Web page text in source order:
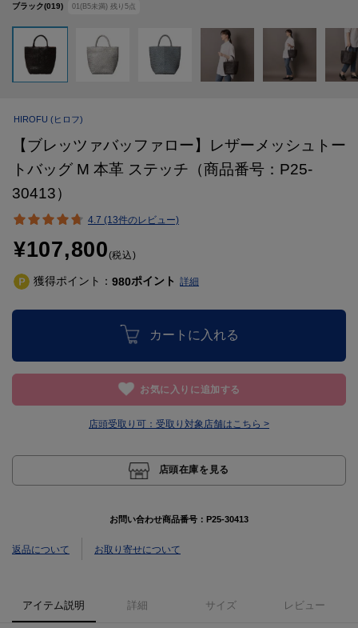
ブラック(019) 01(B5未満) 残り 5点
HIROFU (ヒロフ)
【ブレッツァバッファロー】レザーメッシュトー
トバッグ M 本革 ステッチ（商品番号：P25-
30413）
4.7 (13件のレビュー)
¥107,800(税込)
獲得ポイント： 980ポイント 詳細
カートに入れる
お気に入りに追加する
店頭受取り可： 受取り対象店舗はこちら >
店頭在庫を見る
お問い合わせ商品番号： P25-30413
返品について お取り寄せについて
アイテム説明 詳細 サイズ レビュー